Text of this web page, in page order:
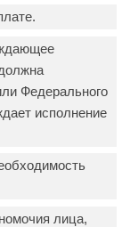
Федерального
исполнение
лица,